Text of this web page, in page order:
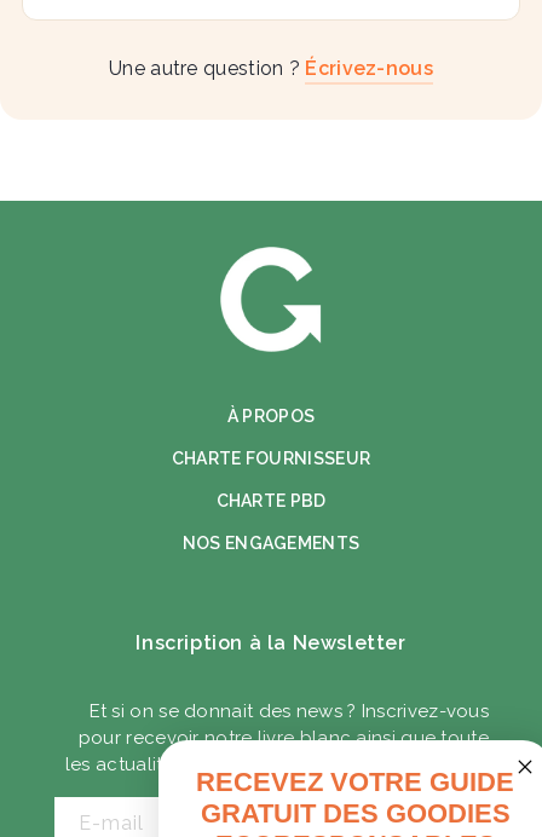
Une autre question ? Écrivez-nous
À PROPOS
CHARTE FOURNISSEUR
CHARTE PBD
NOS ENGAGEMENTS
Inscription à la Newsletter
Et si on se donnait des news ? Inscrivez-vous
pour recevoir notre livre blanc ainsi que toute
les actualités sur les goodies écoresponsables.
E-mail
RECEVEZ VOTRE GUIDE
GRATUIT DES GOODIES